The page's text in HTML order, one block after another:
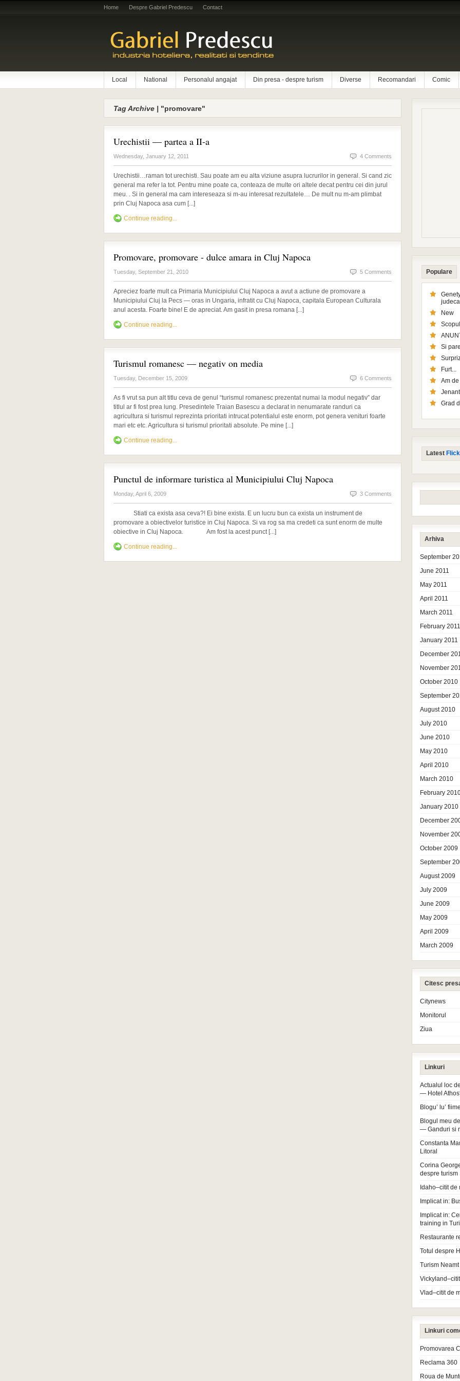
Home Despre Gabriel Predescu Contact
Local National Personalul angajat Din presa - despre turism Diverse Recomandari Comic
Tag Archive | "promovare"
Urechistii — partea a II-a
Wednesday, January 12, 2011 4 Comments
Urechistii…raman tot urechisti. Sau poate am eu alta viziune asupra lucrurilor in general. Si cand zic
general ma refer la tot. Pentru mine poate ca, conteaza de multe ori altele decat pentru cei din jurul
meu. . Si in general ma cam intereseaza si m-au interesat rezultatele… De mult nu m-am plimbat
prin Cluj Napoca asa cum [...]
Continue reading...
Promovare, promovare - dulce amara in Cluj Napoca
Tuesday, September 21, 2010 5 Comments
Apreciez foarte mult ca Primaria Municipiului Cluj Napoca a avut a actiune de promovare a
Municipiului Cluj la Pecs — oras in Ungaria, infratit cu Cluj Napoca, capitala European Culturala
anul acesta. Foarte bine! E de apreciat. Am gasit in presa romana [...]
Continue reading...
Turismul romanesc — negativ on media
Tuesday, December 15, 2009 6 Comments
As fi vrut sa pun alt titlu ceva de genul “turismul romanesc prezentat numai la modul negativ” dar
titlul ar fi fost prea lung. Presedintele Traian Basescu a declarat in nenumarate randuri ca
agricultura si turismul reprezinta prioritati intrucat potentialul este enorm, pot genera venituri foarte
mari etc etc. Agricultura si turismul prioritati absolute. Pe mine [...]
Continue reading...
Punctul de informare turistica al Municipiului Cluj Napoca
Monday, April 6, 2009 3 Comments
Stiati ca exista asa ceva?! Ei bine exista. E un lucru bun ca exista un instrument de
promovare a obiectivelor turistice in Cluj Napoca. Si va rog sa ma credeti ca sunt enorm de multe
obiective in Cluj Napoca. Am fost la acest punct [...]
Continue reading...
Populare
New
Si
Furt...
Am
Grad
Latest Flick
Arhiva
September
June 2011
May 2011
April 2011
March 2011
February 2011
January 2011
December
November
October 2010
September
August 2010
July 2010
June 2010
May 2010
April 2010
March 2010
February
January 2010
December
November
October 2009
September
August 2009
July 2009
June 2009
May 2009
April 2009
March 2009
Citesc
Citynews
Monitorul
Ziua
Linkuri
Actualul loc
— Hotel
Blogu’ lu’
Blogul meu
— Ganduri si
Constanta
Litoral
Corina
despre turism
Idaho–citit de
Implicat in:
Implicat in:
training in
Restaurante
Totul despre
Turism Neamt
Vlad–citit de
Linkuri
Promovarea
Reclama 360
Roua de